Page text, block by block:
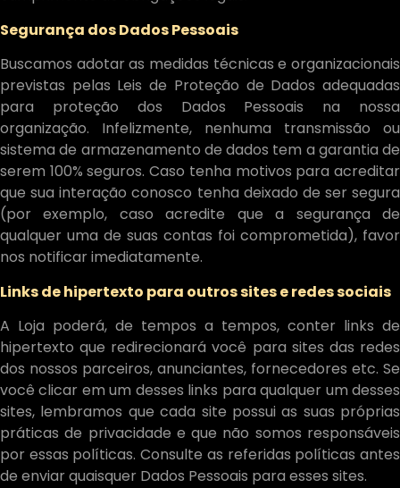
Segurança dos Dados Pessoais
Buscamos adotar as medidas técnicas e organizacionais
previstas pelas Leis de Proteção de Dados adequadas
para proteção dos Dados Pessoais na nossa
organização. Infelizmente, nenhuma transmissão ou
sistema de armazenamento de dados tem a garantia de
serem 100% seguros. Caso tenha motivos para acreditar
que sua interação conosco tenha deixado de ser segura
(por exemplo, caso acredite que a segurança de
qualquer uma de suas contas foi comprometida), favor
nos notificar imediatamente.
Links de hipertexto para outros sites e redes sociais
A Loja poderá, de tempos a tempos, conter links de
hipertexto que redirecionará você para sites das redes
dos nossos parceiros, anunciantes, fornecedores etc. Se
você clicar em um desses links para qualquer um desses
sites, lembramos que cada site possui as suas próprias
práticas de privacidade e que não somos responsáveis
por essas políticas. Consulte as referidas políticas antes
de enviar quaisquer Dados Pessoais para esses sites.